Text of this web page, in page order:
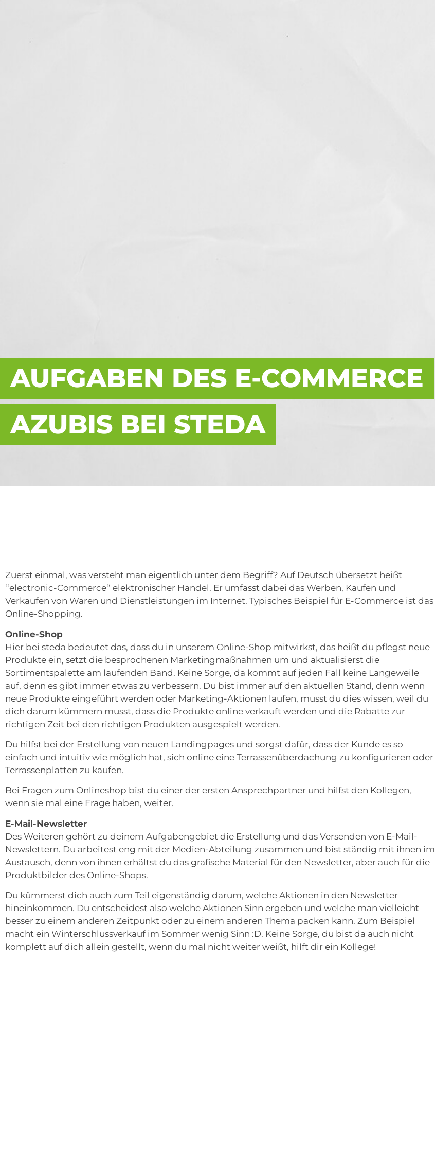
AUFGABEN DES E-COMMERCE
AZUBIS BEI STEDA
Zuerst einmal, was versteht man eigentlich unter dem Begriff? Auf Deutsch übersetzt heißt
‘‘electronic-Commerce‘‘ elektronischer Handel. Er umfasst dabei das Werben, Kaufen und
Verkaufen von Waren und Dienstleistungen im Internet. Typisches Beispiel für E-Commerce ist das
Online-Shopping.
Online-Shop
Hier bei steda bedeutet das, dass du in unserem Online-Shop mitwirkst, das heißt du pflegst neue
Produkte ein, setzt die besprochenen Marketingmaßnahmen um und aktualisierst die
Sortimentspalette am laufenden Band. Keine Sorge, da kommt auf jeden Fall keine Langeweile
auf, denn es gibt immer etwas zu verbessern. Du bist immer auf den aktuellen Stand, denn wenn
neue Produkte eingeführt werden oder Marketing-Aktionen laufen, musst du dies wissen, weil du
dich darum kümmern musst, dass die Produkte online verkauft werden und die Rabatte zur
richtigen Zeit bei den richtigen Produkten ausgespielt werden.
Du hilfst bei der Erstellung von neuen Landingpages und sorgst dafür, dass der Kunde es so
einfach und intuitiv wie möglich hat, sich online eine Terrassenüberdachung zu konfigurieren oder
Terrassenplatten zu kaufen.
Bei Fragen zum Onlineshop bist du einer der ersten Ansprechpartner und hilfst den Kollegen,
wenn sie mal eine Frage haben, weiter.
E-Mail-Newsletter
Des Weiteren gehört zu deinem Aufgabengebiet die Erstellung und das Versenden von E-Mail-
Newslettern. Du arbeitest eng mit der Medien-Abteilung zusammen und bist ständig mit ihnen im
Austausch, denn von ihnen erhältst du das grafische Material für den Newsletter, aber auch für die
Produktbilder des Online-Shops.
Du kümmerst dich auch zum Teil eigenständig darum, welche Aktionen in den Newsletter
hineinkommen. Du entscheidest also welche Aktionen Sinn ergeben und welche man vielleicht
besser zu einem anderen Zeitpunkt oder zu einem anderen Thema packen kann. Zum Beispiel
macht ein Winterschlussverkauf im Sommer wenig Sinn :D. Keine Sorge, du bist da auch nicht
komplett auf dich allein gestellt, wenn du mal nicht weiter weißt, hilft dir ein Kollege!